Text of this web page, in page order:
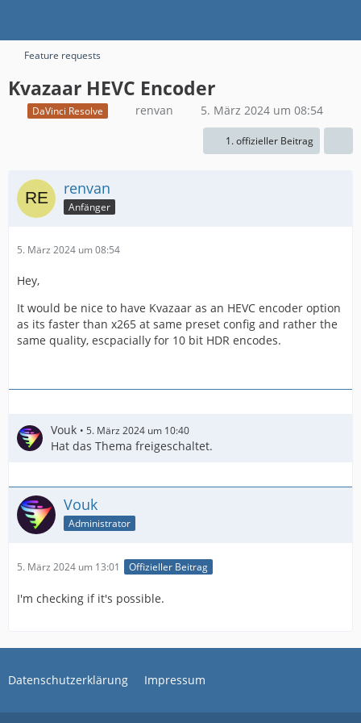
Feature requests
Kvazaar HEVC Encoder
DaVinci Resolve renvan 5. März 2024 um 08:54
1. offizieller Beitrag
renvan
Anfänger
5. März 2024 um 08:54
Hey,
It would be nice to have Kvazaar as an HEVC encoder option
as its faster than x265 at same preset config and rather the
same quality, escpacially for 10 bit HDR encodes.
Vouk 5. März 2024 um 10:40
Hat das Thema freigeschaltet.
Vouk
Administrator
5. März 2024 um 13:01 Offizieller Beitrag
I'm checking if it's possible.
Datenschutzerklärung Impressum